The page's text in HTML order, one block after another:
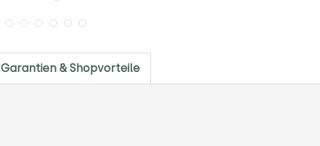
Garantien & Shopvorteile